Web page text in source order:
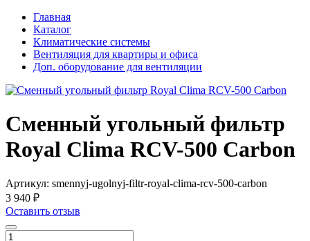
Главная
Каталог
Климатические системы
Вентиляция для квартиры и офиса
Доп. оборудование для вентиляции
Сменный угольный фильтр
Royal Clima RCV-500 Carbon
Артикул: smennyj-ugolnyj-filtr-royal-clima-rcv-500-carbon
3 940 ₽
Оставить отзыв